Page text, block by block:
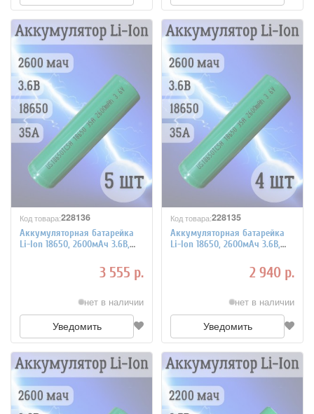
Код товара:228136
Аккумуляторная батарейка
Li-Ion 18650, 2600мАч 3.6В,
3 555 р.
нет в наличии
Уведомить
Код товара:228135
Аккумуляторная батарейка
Li-Ion 18650, 2600мАч 3.6В,
2 940 р.
нет в наличии
Уведомить